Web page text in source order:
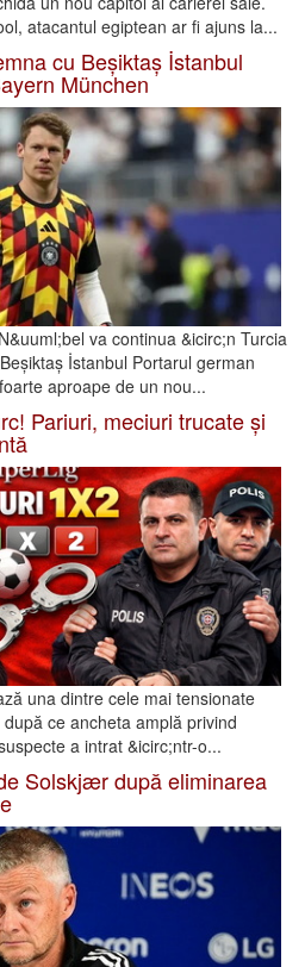
atacantul egiptean ar fi ajuns la...
cu Beșiktaș İstanbul
München
va continua &icirc;n Turcia
İstanbul Portarul german
aproape de un nou...
Pariuri, meciuri trucate și
una dintre cele mai tensionate
ce ancheta amplă privind
a intrat &icirc;ntr-o...
Solskjær după eliminarea